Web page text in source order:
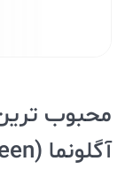
آگلونما (Chinese Evergreen)